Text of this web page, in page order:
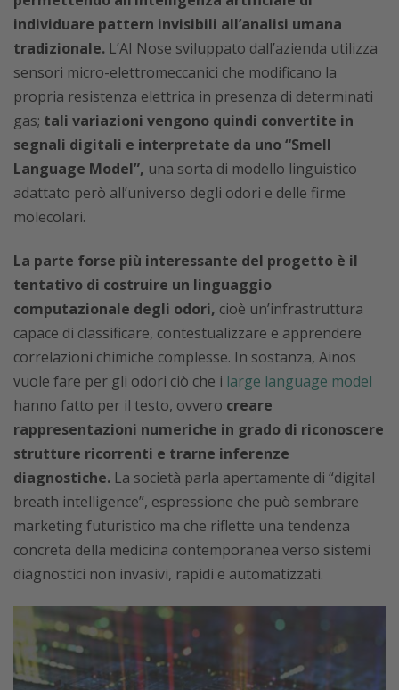
individuare pattern invisibili all’analisi umana
tradizionale. L’AI Nose sviluppato dall’azienda utilizza
sensori micro-elettromeccanici che modificano la
propria resistenza elettrica in presenza di determinati
gas; tali variazioni vengono quindi convertite in
segnali digitali e interpretate da uno “Smell
Language Model”, una sorta di modello linguistico
adattato però all’universo degli odori e delle firme
molecolari.
La parte forse più interessante del progetto è il
tentativo di costruire un linguaggio
computazionale degli odori, cioè un’infrastruttura
capace di classificare, contestualizzare e apprendere
correlazioni chimiche complesse. In sostanza, Ainos
vuole fare per gli odori ciò che i large language model
hanno fatto per il testo, ovvero creare
rappresentazioni numeriche in grado di riconoscere
strutture ricorrenti e trarne inferenze
diagnostiche. La società parla apertamente di “digital
breath intelligence”, espressione che può sembrare
marketing futuristico ma che riflette una tendenza
concreta della medicina contemporanea verso sistemi
diagnostici non invasivi, rapidi e automatizzati.